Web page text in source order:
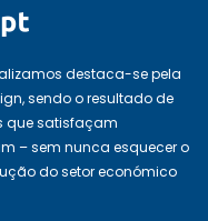
destaca-se pela
sendo o resultado de
que satisfaçam
– sem nunca esquecer o
do setor económico